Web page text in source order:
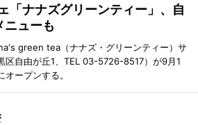
「ナナズグリーンティー」、自
ューも
green tea（ナナズ・グリーンティー）サ
区自由が丘1、TEL 03-5726-8517）が9月1
ープンする。